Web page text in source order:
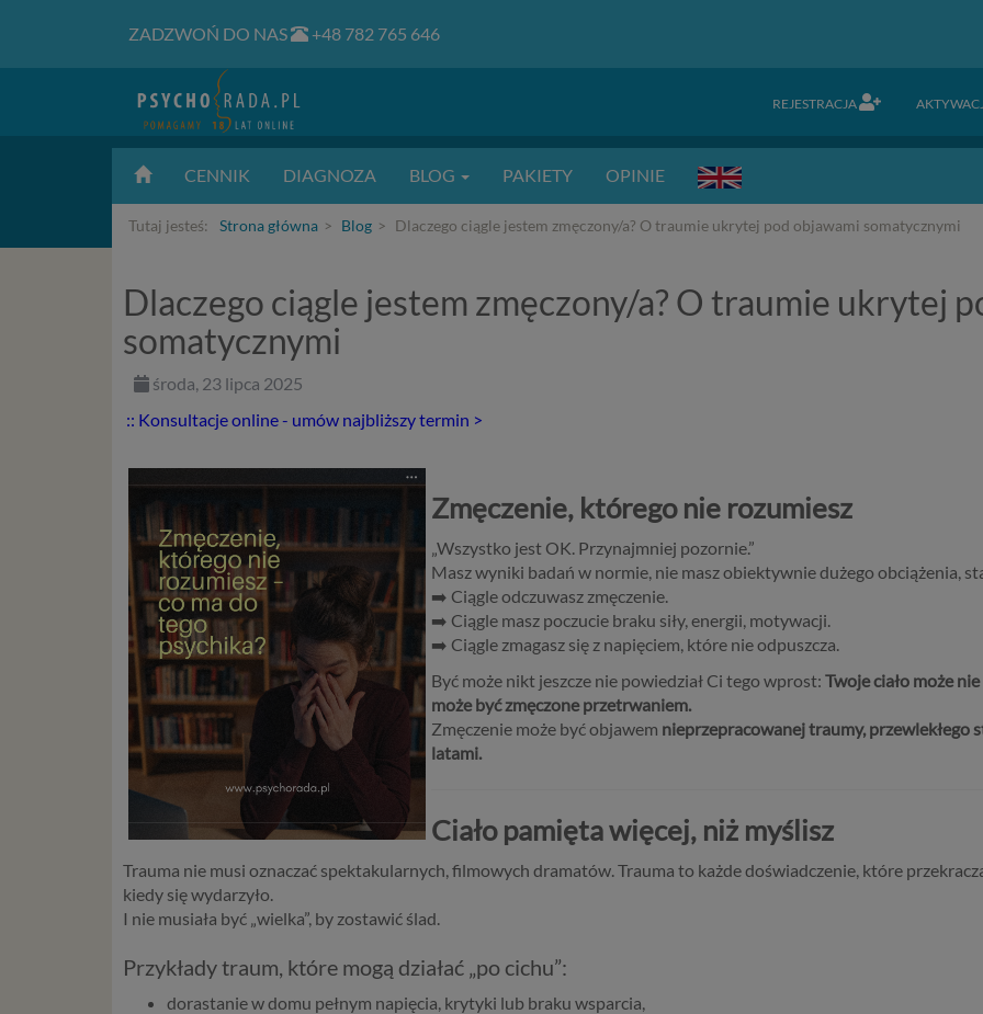
ZADZWOŃ DO NAS +48 782 765 646
REJESTRACJA
CENNIK DIAGNOZA BLOG PAKIETY OPINIE
Tutaj jesteś: Strona główna Blog Dlaczego ciągle jestem zmęczony/a? O traumie ukrytej pod objawami somatycznymi
Dlaczego ciągle jestem zmęczony/a? O traumie ukrytej
somatycznymi
środa, 23 lipca 2025
:: Konsultacje online - umów najbliższy termin >
Zmęczenie, którego nie rozumiesz
„Wszystko jest OK. Przynajmniej pozornie.”
Masz wyniki badań w normie, nie masz obiektywnie dużego obciążenia,
➡️ Ciągle odczuwasz zmęczenie.
➡️ Ciągle masz poczucie braku siły, energii, motywacji.
➡️ Ciągle zmagasz się z napięciem, które nie odpuszcza.
Być może nikt jeszcze nie powiedział Ci tego wprost: Twoje ciało może
może być zmęczone przetrwaniem.
Zmęczenie może być objawem nieprzepracowanej traumy, przewlekłego
latami.
Ciało pamięta więcej, niż myślisz
Trauma nie musi oznaczać spektakularnych, filmowych dramatów. Trauma to każde doświadczenie, które
kiedy się wydarzyło.
I nie musiała być „wielka”, by zostawić ślad.
Przykłady traum, które mogą działać „po cichu”:
dorastanie w domu pełnym napięcia, krytyki lub braku wsparcia,